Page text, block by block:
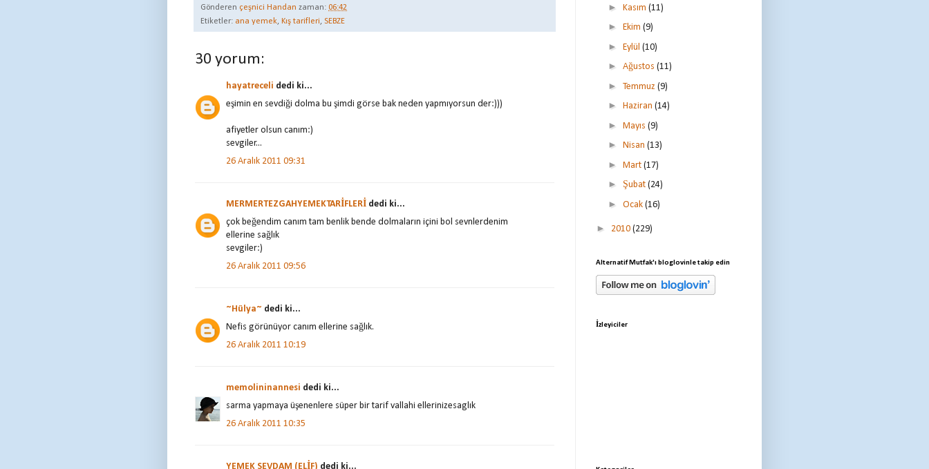
Gönderen çeşnici Handan zaman: 06:42
Etiketler: ana yemek, Kış tarifleri, SEBZE
30 yorum:
hayatreceli dedi ki...
eşimin en sevdiği dolma bu şimdi görse bak neden yapmıyorsun der:)))
afiyetler olsun canım:)
sevgiler...
26 Aralık 2011 09:31
MERMERTEZGAHYEMEKTARİFLERİ dedi ki...
çok beğendim canım tam benlik bende dolmaların içini bol sevnlerdenim
ellerine sağlık
sevgiler:)
26 Aralık 2011 09:56
~Hülya~ dedi ki...
Nefis görünüyor canım ellerine sağlık.
26 Aralık 2011 10:19
memolininannesi dedi ki...
sarma yapmaya üşenenlere süper bir tarif vallahi ellerinizesaglık
26 Aralık 2011 10:35
YEMEK SEVDAM (ELİF) dedi ki...
► Kasım (11)
► Ekim (9)
► Eylül (10)
► Ağustos (11)
► Temmuz (9)
► Haziran (14)
► Mayıs (9)
► Nisan (13)
► Mart (17)
► Şubat (24)
► Ocak (16)
► 2010 (229)
Alternatif Mutfak'ı bloglovinle takip edin
İzleyiciler